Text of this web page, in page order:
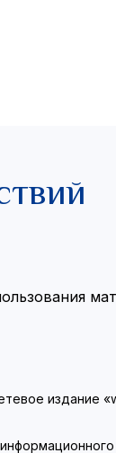
издание